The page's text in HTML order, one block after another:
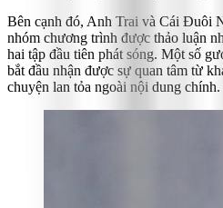
Bên cạnh đó, Anh Trai và Cái Đuôi
nhóm chương trình được thảo luận
hai tập đầu tiên phát sóng. Một số
bắt đầu nhận được sự quan tâm từ
chuyện lan tỏa ngoài nội dung chính.